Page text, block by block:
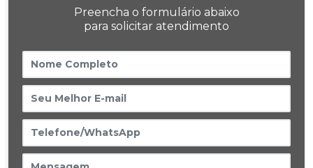
Preencha o formulário abaixo
para solicitar atendimento